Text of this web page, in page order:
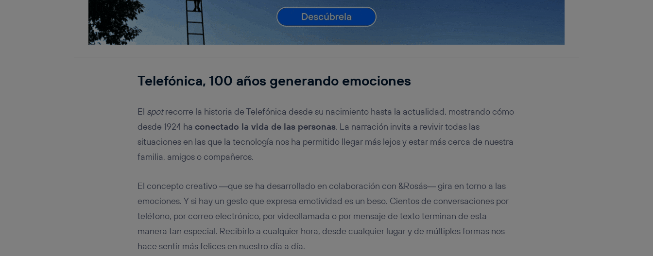
Telefónica, 100 años generando emociones
El spotrecorre la historia de Telefónica desde su nacimiento hasta la actualidad, mostrando cómo
desde 1924 ha conectado la vida de las personas. La narración invita a revivir todas las
situaciones en las que la tecnología nos ha permitido llegar más lejos y estar más cerca de nuestra
familia, amigos o compañeros.
El concepto creativo ―que se ha desarrollado en colaboración con &Rosás― gira en torno a las
emociones. Y si hay un gesto que expresa emotividad es un beso. Cientos de conversaciones por
teléfono, por correo electrónico, por videollamada o por mensaje de texto terminan de esta
manera tan especial. Recibirlo a cualquier hora, desde cualquier lugar y de múltiples formas nos
hace sentir más felices en nuestro día a día.